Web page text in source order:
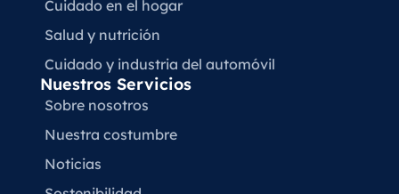
Cuidado en el hogar
Salud y nutrición
Cuidado y industria del automóvil
Nuestros Servicios
Sobre nosotros
Nuestra costumbre
Noticias